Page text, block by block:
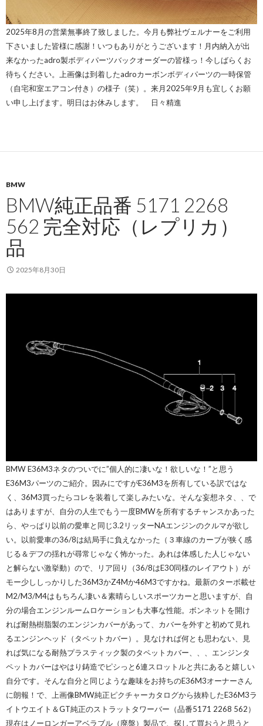
2025年8 月の営業無事終了致しました。今月も弊社ヴェルナーをご利用
下さいました皆様に感謝！いつもありがとうございます！月内納入が出
来なかったadro製ボディパーツバックオーダーの皆様っ！今しばらくお
待ちください。上画像は到着したadroカーボンボディパーツの一時保管
（自宅和室エアコン付き）の様子（笑）。来月2025年9月も宜しくお願
い申し上げます。明日はお休みします。 日々精進
BMW
BMW純正品番 5171 2268
562 完全対応（レプリカ）
品
2025年8月30日
BMW E36M3ネタのついでに”個人的に凄いな！欲しいな！”と思う
E36M3パーツのご紹介。因みにですがE36M3を所有している訳ではな
く、36M3買ったらコレを装着して楽しみたいな。そんな妄想ネタ、、で
はありますが、自分の人生でもう一度BMWを所有するチャンスかあった
ら、やっぱり以前の愛車と同じ3.2リッターNAエンジンのクルマが欲し
い。以前愛車の36/8は結局手に負えなかった（３車線のカーブが狭く感
じる＆デフの揺れが尋常じゃなく怖かった。あれは体感した人じゃない
と解らない激挙動）ので、リア回り（36/8はE30同様のレイアウト）が
モー少ししっかりした36M3かZ4Mか46M3ですかね。最新のターボ載せ
M2/M3/M4はもちろん凄い＆素晴らしいスポーツカーと思いますが、自
分の場合エンジンルームロケーションも大事な性能。ボンネットを開け
れば耐熱樹脂製のエンジンカバーがあって、カバーを外すと初めて見れ
るエンジンヘッド（タペットカバー）。見なければ何とも思わない、見
れば気になる耐熱プラスティック製のタペットカバー、、、エンジンタ
ペットカバーはやはり鋳造でピシっと6連スロットルと共にあると嬉しい
自分です。そんな自分と同じような趣味をお持ちのE36M3オーナーさん
に朗報！で、上画像BMW純正ピクチャーカタログから抜粋したE36M3ラ
イトウエイト＆GT純正のストラットタワーバー（品番5171 2268 562）
現在はノーロンガーアベラブル（廃盤）製品で、探して買おうと思うと